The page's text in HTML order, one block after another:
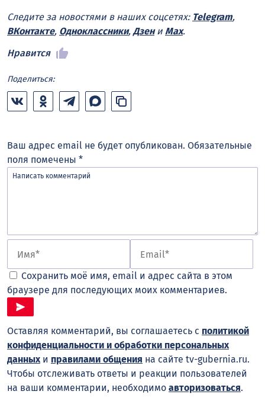
Следите за новостями в наших соцсетях: Telegram,
ВКонтакте, Одноклассники, Дзени Max.
Нравится
Поделиться:
Ваш адрес email не будет опубликован. Обязательные
поля помечены *
Сохранить моё имя, email и адрес сайта в этом
браузере для последующих моих комментариев.
Оставляя комментарий, вы соглашаетесь с политикой
конфиденциальности и обработки персональных
данныхи правилами общения на сайте tv-gubernia.ru.
Чтобы отслеживать ответы и реакции пользователей
на ваши комментарии, необходимо авторизоваться.